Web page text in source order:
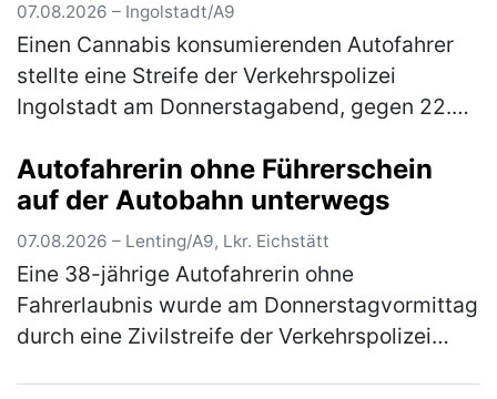
07.08.2026 – Ingolstadt/A9
Einen Cannabis konsumierenden Autofahrer
stellte eine Streife der Verkehrspolizei
Ingolstadt am Donnerstagabend, gegen 22.30
befindliche 21-jährige Itali…(mehr)
Autofahrerin ohne Führerschein
auf der Autobahn unterwegs
07.08.2026 – Lenting/A9, Lkr. Eichstätt
Eine 38-jährige Autofahrerin ohne
Fahrerlaubnis wurde am Donnerstagvormittag
durch eine Zivilstreife der Verkehrspolizei